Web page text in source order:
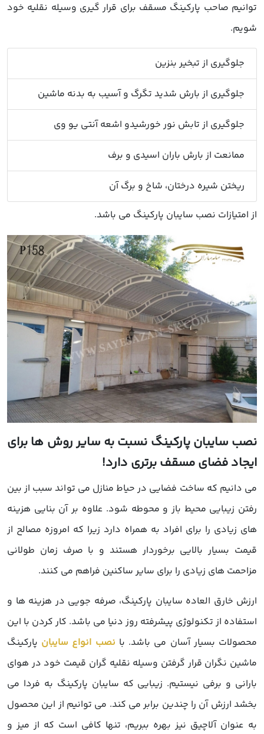
صاحب پارکینگ مسقف برای قرار گیری وسیله نقلیه خود
جلوگیری از تبخیر بنزین
جلوگیری از بارش شدید تگرگ و آسیب به بدنه ماشین
جلوگیری از تابش نور خورشیدو اشعه آنتی یو وی
ممانعت از بارش باران اسیدی و برف
ریختن شیره درختان، شاخ و برگ آن
امتیازات نصب سایبان پارکینگ می باشد.
سایبان پارکینگ نسبت به سایر روش ها برای
فضای مسقف برتری دارد!
دانیم که ساخت فضایی در حیاط منازل می تواند سبب از بین
زیبایی محیط باز و محوطه شود. علاوه بر آن بنایی هزینه
زیادی را برای افراد به همراه دارد زیرا که امروزه مصالح از
بسیار بالایی برخوردار هستند و با صرف زمان طولانی
های زیادی را برای سایر ساکنین فراهم می کنند.
خارق العاده سایبان پارکینگ، صرفه جویی در هزینه ها و
از تکنولوژی پیشرفته روز دنیا می باشد. کار کردن با این
بسیار آسان می باشد. با نصب انواع سایبانپارکینگ
نگران قرار گرفتن وسیله نقلیه گران قیمت خود در هوای
و برفی نیستیم. زیبایی که سایبان پارکینگ به فردا می
ارزش آن را چندین برابر می کند. می توانیم از این محصول
عنوان آلاچیق نیز بهره ببریم، تنها کافی است که از میز و